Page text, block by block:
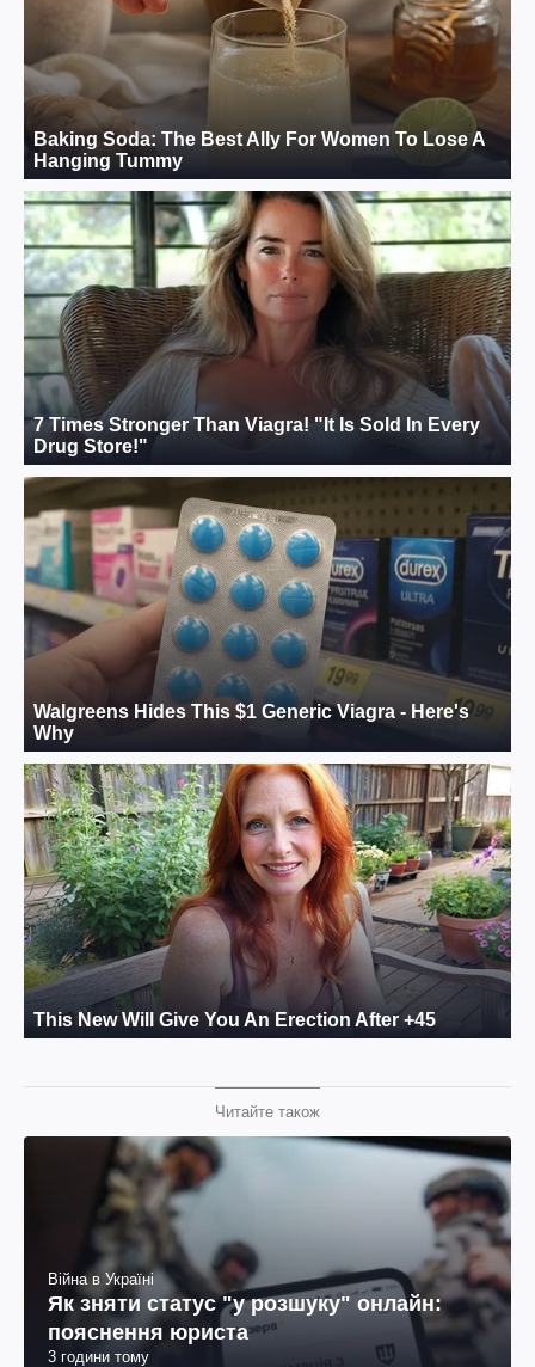
Читайте також
Війна в Україні
Як зняти статус "у розшуку" онлайн:
пояснення юриста
3 години тому